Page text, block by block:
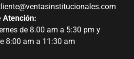
Atención:
de 8.00 am a 5:30 pm y
8:00 am a 11:30 am